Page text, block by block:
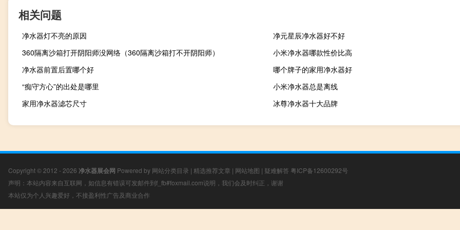
相关问题
净水器灯不亮的原因
净元星辰净水器好不好
360隔离沙箱打开阴阳师没网络（360隔离沙箱打不开阴阳师）
小米净水器哪款性价比高
净水器前置后置哪个好
哪个牌子的家用净水器好
“痴守方心”的出处是哪里
小米净水器总是离线
家用净水器滤芯尺寸
冰尊净水器十大品牌
Copyright © 2012 - 2026 净水器展会网 Powered by 网站分类目录 | 精选推荐文章 | 网站地图 | 疑难解答 粤ICP备12600292号
声明：本站内容来自互联网，如信息有错误可发邮件到f_fb#foxmail.com说明，我们会及时纠正，谢谢
本站仅为个人兴趣爱好，不接盈利性广告及商业合作